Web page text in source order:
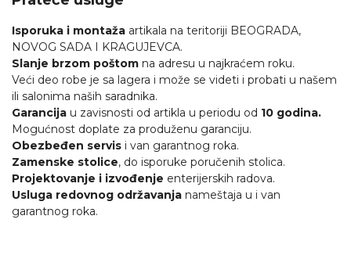
Isporuka i montaža artikala na teritoriji BEOGRADA,
NOVOG SADA I KRAGUJEVCA.
Slanje brzom poštom na adresu u najkraćem roku.
Veći deo robe je sa lagera i može se videti i probati u našem
ili salonima naših saradnika.
Garancija u zavisnosti od artikla u periodu od 10 godina.
Mogućnost doplate za produženu garanciju.
Obezbeđen servis i van garantnog roka.
Zamenske stolice, do isporuke poručenih stolica.
Projektovanje i izvođenje enterijerskih radova.
Usluga redovnog održavanja nameštaja u i van
garantnog roka.